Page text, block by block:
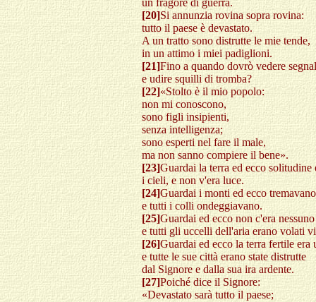
un fragore di guerra.
[20]Si annunzia rovina sopra rovina:
tutto il paese è devastato.
A un tratto sono distrutte le mie tende,
in un attimo i miei padiglioni.
[21]Fino a quando dovrò vedere
e udire squilli di tromba?
[22]«Stolto è il mio popolo:
non mi conoscono,
sono figli insipienti,
senza intelligenza;
sono esperti nel fare il male,
ma non sanno compiere il bene».
[23]Guardai la terra ed ecco solitudine
i cieli, e non v'era luce.
[24]Guardai i monti ed ecco tremavano
e tutti i colli ondeggiavano.
[25]Guardai ed ecco non c'era nessuno
e tutti gli uccelli dell'aria erano volati
[26]Guardai ed ecco la terra fertile era
e tutte le sue città erano state distrutte
dal Signore e dalla sua ira ardente.
[27]Poiché dice il Signore:
«Devastato sarà tutto il paese;